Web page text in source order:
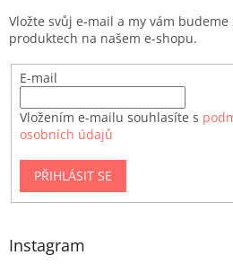
Vložte svůj e-mail a my vám
produktech na našem e-shopu.
E-mail
Vložením e-mailu souhlasíte s
osobních údajů
PŘIHLÁSIT SE
Instagram